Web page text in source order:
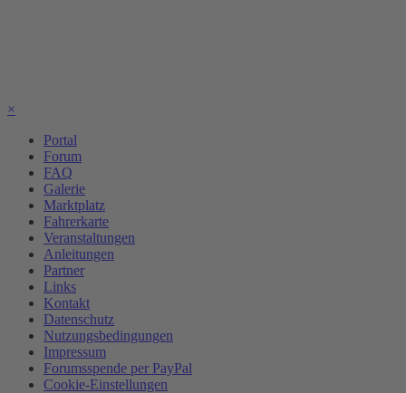
×
Portal
Forum
FAQ
Galerie
Marktplatz
Fahrerkarte
Veranstaltungen
Anleitungen
Partner
Links
Kontakt
Datenschutz
Nutzungsbedingungen
Impressum
Forumsspende per PayPal
Cookie-Einstellungen